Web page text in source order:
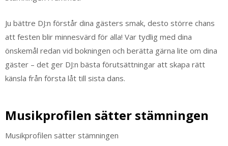
Ju bättre DJ:n förstår dina gästers smak, desto större chans
att festen blir minnesvärd för alla! Var tydlig med dina
önskemål redan vid bokningen och berätta gärna lite om dina
gäster – det ger DJ:n bästa förutsättningar att skapa rätt
känsla från första låt till sista dans.
Musikprofilen sätter stämningen
Musikprofilen sätter stämningen